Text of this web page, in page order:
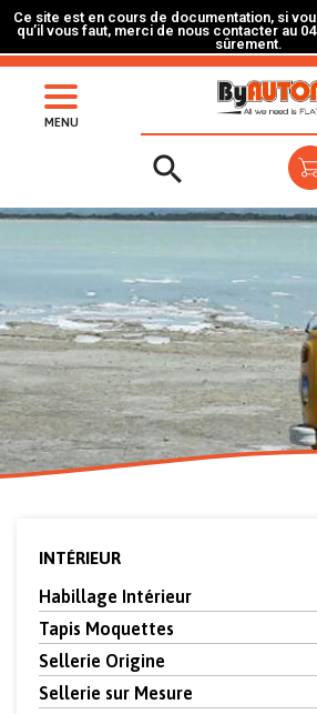
Ce site est en cours de documentation, si
qu’il vous faut, merci de nous contacter au 04
sûrement.
MENU

INTÉRIEUR
Habillage Intérieur
Tapis Moquettes
Sellerie Origine
Sellerie sur Mesure